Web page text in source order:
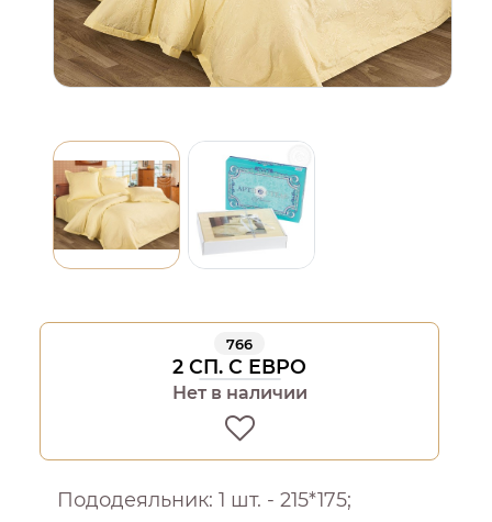
766
2 СП. С ЕВРО
Нет в наличии
Пододеяльник: 1 шт. - 215*175;